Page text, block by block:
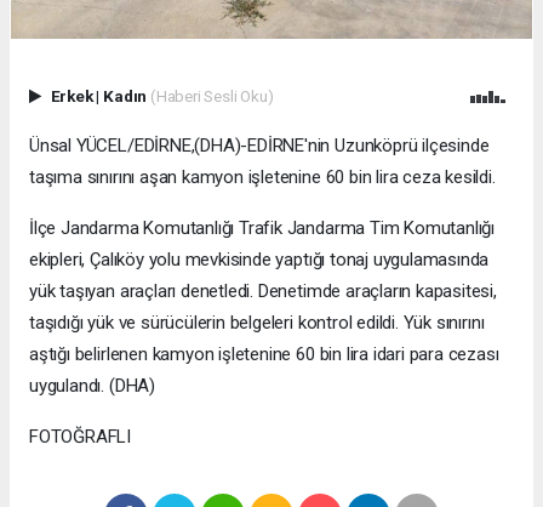
Erkek| Kadın (Haberi Sesli Oku)
Ünsal YÜCEL/EDİRNE,(DHA)-EDİRNE'nin Uzunköprü ilçesinde
taşıma sınırını aşan kamyon işletenine 60 bin lira ceza kesildi.
İlçe Jandarma Komutanlığı Trafik Jandarma Tim Komutanlığı
ekipleri, Çalıköy yolu mevkisinde yaptığı tonaj uygulamasında
yük taşıyan araçları denetledi. Denetimde araçların kapasitesi,
taşıdığı yük ve sürücülerin belgeleri kontrol edildi. Yük sınırını
aştığı belirlenen kamyon işletenine 60 bin lira idari para cezası
uygulandı. (DHA)
FOTOĞRAFLI